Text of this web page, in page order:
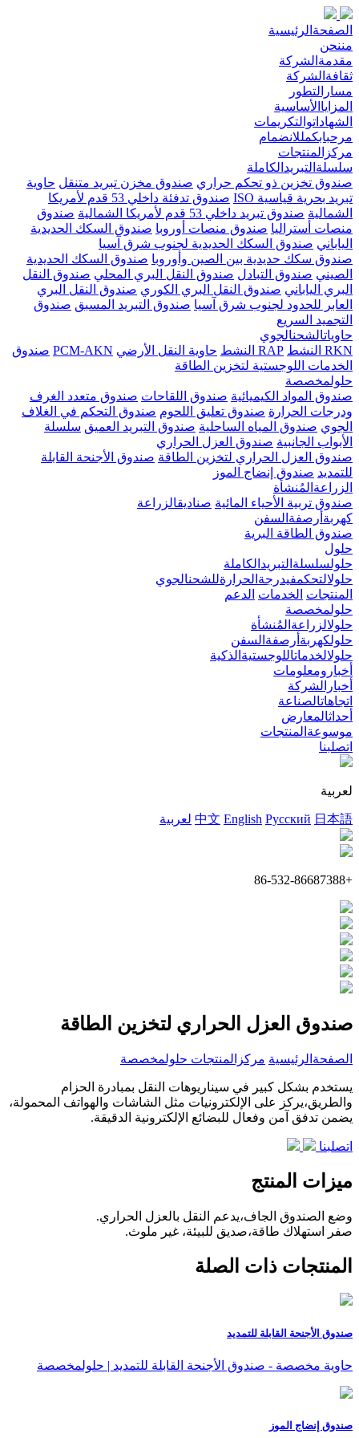
الصفحةالرئيسية
مننحن
مقدمةالشركة
ثقافةالشركة
مسارالتطور
المزاياالأساسية
الشهاداتوالتكريمات
مرحبابكمللانضمام
مركزالمنتجات
سلسلةالتبريدالكاملة
صندوق تخزين ذو تحكم حراري صندوق مخزن تبريد متنقل حاوية
تبريد بحرية قياسية ISO
صندوق تدفئة داخلي 53 قدم لأمريكا
الشمالية صندوق تبريد داخلي 53 قدم لأمريكا الشمالية
صندوق
منصات أستراليا صندوق منصات أوروبا صندوق السكك الحديدية
الياباني صندوق السكك الحديدية لجنوب شرق آسيا
صندوق سكك حديدية بين الصين وأوروبا صندوق السكك الحديدية
الصيني صندوق التبادل صندوق النقل البري المحلي صندوق النقل
البري الياباني صندوق النقل البري الكوري صندوق النقل البري
العابر للحدود لجنوب شرق آسيا صندوق التبريد المسبق صندوق
التجميد السريع
حاوياتالشحنالجوي
RKN النشط
RAP النشط حاوية النقل الأرضي PCM-AKN صندوق
الخدمات اللوجستية لتخزين الطاقة
حلولمخصصة
صندوق المواد الكيميائية صندوق اللقاحات صندوق متعدد الغرف
ودرجات الحرارة صندوق تعليق اللحوم صندوق التحكم في الغلاف
الجوي صندوق المياه الساحلية صندوق التبريد العميق سلسلة
الأبواب الجانبية صندوق العزل الحراري
صندوق العزل الحراري لتخزين الطاقة صندوق الأجنحة القابلة
للتمديد صندوق إنضاج الموز
الزراعةالمُنشأة
صندوق تربية الأحياء المائية صناديقالزراعة
كهربةأرصفةالسفن
صندوق الطاقة البرية
حلول
حلولسلسلةالتبريدالكاملة
حلولالتحكمفيدرجةالحرارةللشحنالجوي
المنتجات الخدمات الدعم
حلولمخصصة
حلولالزراعةالمُنشأة
حلولكهربةأرصفةالسفن
حلولالخدماتاللوجستيةالذكية
أخبارومعلومات
أخبارالشركة
اتجاهاتالصناعة
أحداثالمعارض
موسوعةالمنتجات
اتصلبنا
لعربية
中文 English Русский 日本語 لعربية
+86-532-86687388
صندوق العزل الحراري لتخزين الطاقة
الصفحةالرئيسية مركزالمنتجات حلولمخصصة
يستخدم بشكل كبير في سيناريوهات النقل بمبادرة الحزام
والطريق،يركز على الإلكترونيات مثل الشاشات والهواتف المحمولة،
يضمن تدفق آمن وفعال للبضائع الإلكترونية الدقيقة.
اتصلبنا
ميزات المنتج
وضع الصندوق الجاف،يدعم النقل بالعزل الحراري.
صفر استهلاك طاقة،صديق للبيئة، غير ملوث.
المنتجات ذات الصلة
صندوق الأجنحة القابلة للتمديد
حاوية مخصصة - صندوق الأجنحة القابلة للتمديد | حلولمخصصة
صندوق إنضاج الموز